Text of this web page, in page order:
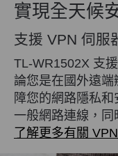
實現全天候
支援 VPN 伺服
TL-WR1502X 支
論您是在國外遠
障您的網路隱私
一般網路連線，同
了解更多有關